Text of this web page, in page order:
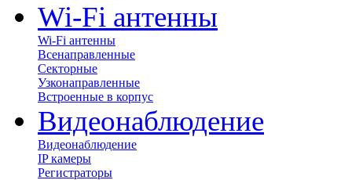
Wi-Fi антенны
Wi-Fi антенны
Всенаправленные
Секторные
Узконаправленные
Встроенные в корпус
Видеонаблюдение
Видеонаблюдение
IP камеры
Регистраторы